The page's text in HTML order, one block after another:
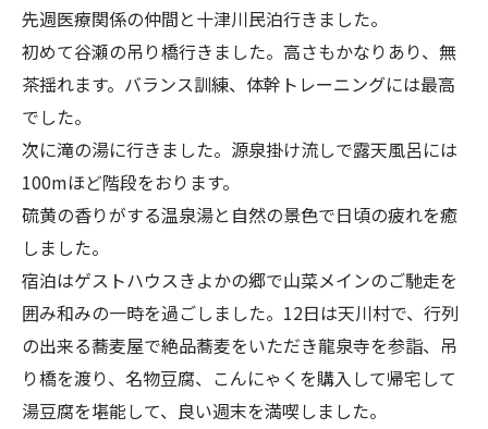
先週医療関係の仲間と十津川民泊行きました。
初めて谷瀬の吊り橋行きました。高さもかなりあり、無
茶揺れます。バランス訓練、体幹トレーニングには最高
でした。
次に滝の湯に行きました。源泉掛け流しで露天風呂には
100mほど階段をおります。
硫黄の香りがする温泉湯と自然の景色で日頃の疲れを癒
しました。
宿泊はゲストハウスきよかの郷で山菜メインのご馳走を
囲み和みの一時を過ごしました。12日は天川村で、行列
の出来る蕎麦屋で絶品蕎麦をいただき龍泉寺を参詣、吊
り橋を渡り、名物豆腐、こんにゃくを購入して帰宅して
湯豆腐を堪能して、良い週末を満喫しました。